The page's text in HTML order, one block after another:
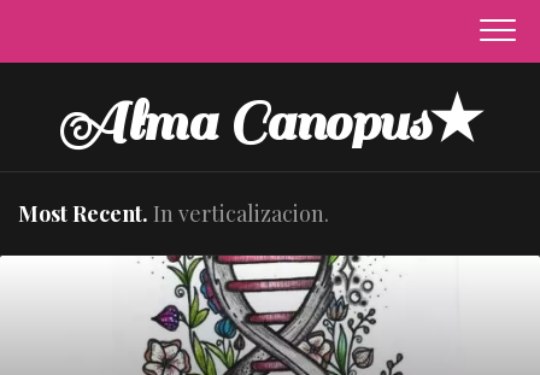
content
Alma Canopus★
Most Recent. In verticalizacion.